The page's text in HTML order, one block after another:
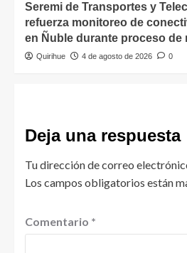
Seremi de Transportes y
refuerza monitoreo de
en Ñuble durante proceso
Quirihue 4 de agosto de 2026 0
Deja una respuesta
Tu dirección de correo
Los campos obligatorios están
Comentario *